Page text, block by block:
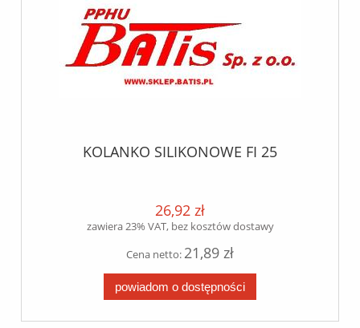
KOLANKO SILIKONOWE FI 25
26,92 zł
zawiera 23% VAT, bez kosztów dostawy
Cena netto: 21,89 zł
powiadom o dostępności